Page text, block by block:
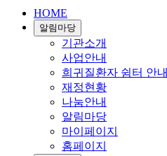
HOME
알림마당
기관소개
사업안내
희귀질환자 쉼터 안내
재정현황
나눔안내
알림마당
마이페이지
홈페이지